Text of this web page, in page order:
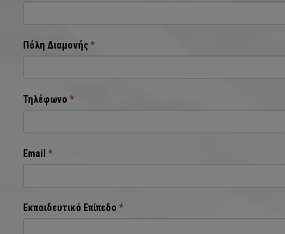
Πόλη Διαμονής*
Τηλέφωνο *
Email *
Εκπαιδευτικό Επίπεδο *